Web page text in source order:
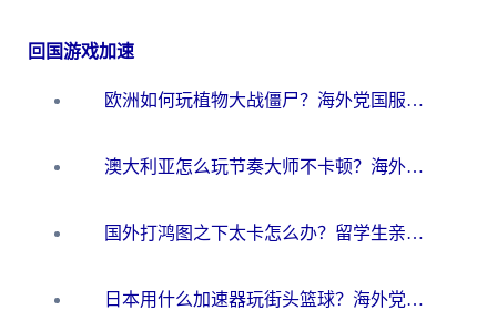
回国游戏加速
欧洲如何玩植物大战僵尸？海外党国服游戏加速避坑指南（附实测对比）
澳大利亚怎么玩节奏大师不卡顿？海外党国服游戏加速终极指南
国外打鸿图之下太卡怎么办？留学生亲测有效的国服游戏加速方案
日本用什么加速器玩街头篮球？海外党国服游戏不卡顿的终极攻略